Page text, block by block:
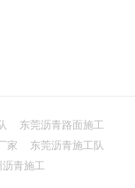
东莞沥青路面施工
家
东莞沥青施工队
青施工